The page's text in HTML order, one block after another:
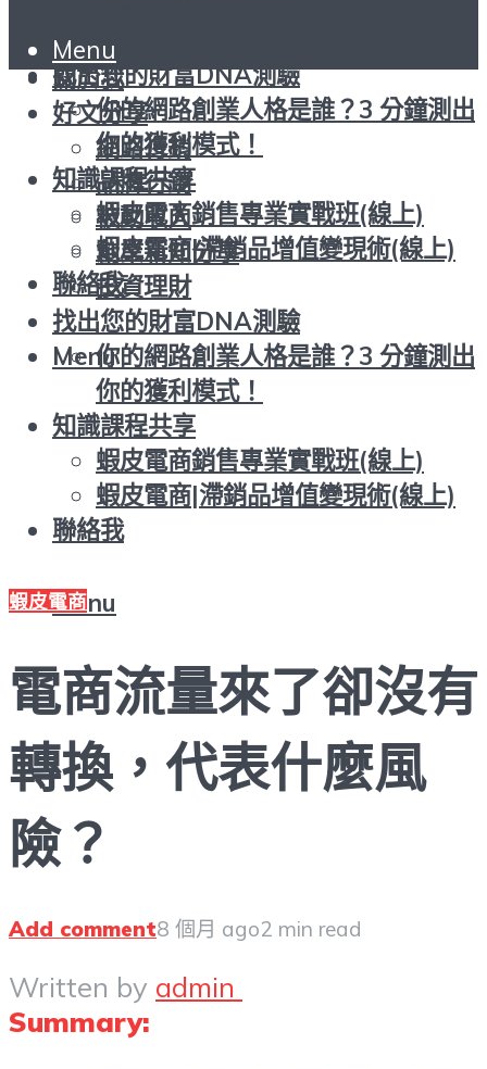
投資理財
找出您的財富DNA測驗
你的網路創業人格是誰？3 分鐘測出
你的獲利模式！
知識課程共享
蝦皮電商銷售專業實戰班(線上)
蝦皮電商|滯銷品增值變現術(線上)
聯絡我
Menu
頁首
關於我
好文分享
網路行銷
品牌行銷
被動收入
創業新知分享
投資理財
找出您的財富DNA測驗
你的網路創業人格是誰？3 分鐘測出
你的獲利模式！
知識課程共享
蝦皮電商銷售專業實戰班(線上)
蝦皮電商|滯銷品增值變現術(線上)
聯絡我
Menu
Menu
蝦皮電商
電商流量來了卻沒有
轉換，代表什麼風
險？
Add comment8 個月 ago2 min read
Written by admin
Summary: